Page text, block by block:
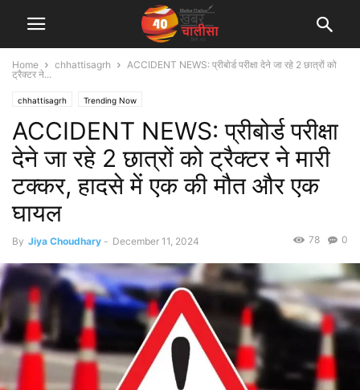
Home chhattisagrh
ACCIDENT NEWS: प्रीबोर्ड परीक्षा देने जा रहे 2 छात्रों को
ट्रैक्टर ने...
chhattisagrh Trending Now
ACCIDENT NEWS: प्रीबोर्ड परीक्षा
देने जा रहे 2 छात्रों को ट्रैक्टर ने मारी
टक्कर, हादसे में एक की मौत और एक
घायल
By Jiya Choudhary - December 11, 2024 0
78